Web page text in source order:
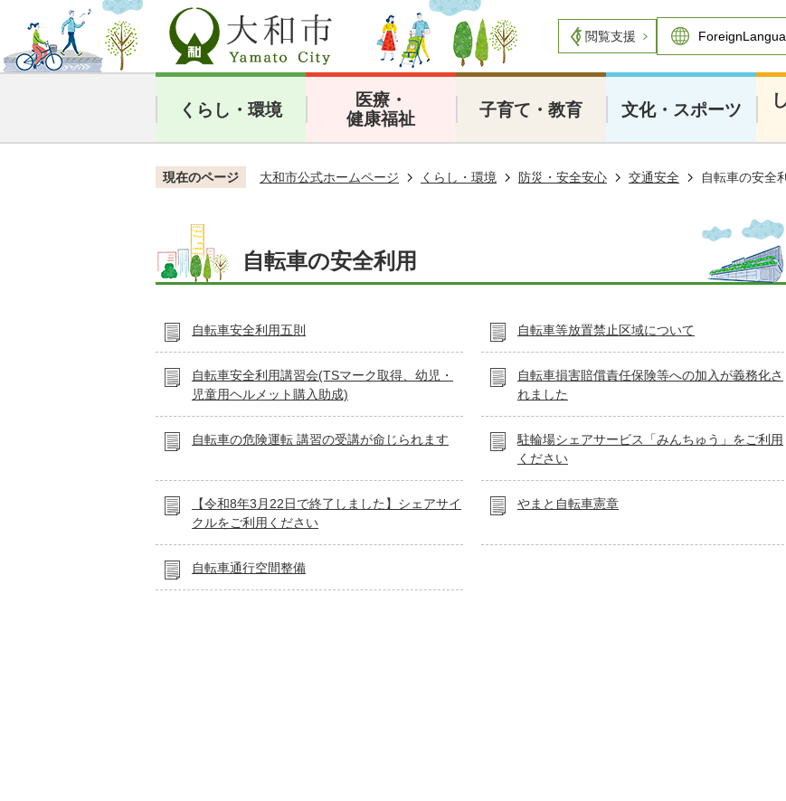
閲覧支援
くらし・環境
医療・
健康福祉
子育て・教育 文化・スポーツ
現在のページ 大和市公式ホームページ くらし・環境 防災・安全安心 交通安全 自転車の安全
自転車の安全利用
自転車安全利用五則 自転車等放置禁止区域について
自転車安全利用講習会(TSマーク取得、幼児・
児童用ヘルメット購入助成)
自転車損害賠償責任保険等への加入が義務化さ
れました
自転車の危険運転 講習の受講が命じられます
駐輪場シェアサービス「みんちゅう」をご利用
ください
【令和8年3月22日で終了しました】シェアサイ
クルをご利用ください
やまと自転車憲章
自転車通行空間整備